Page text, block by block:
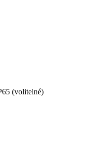
(volitelné)